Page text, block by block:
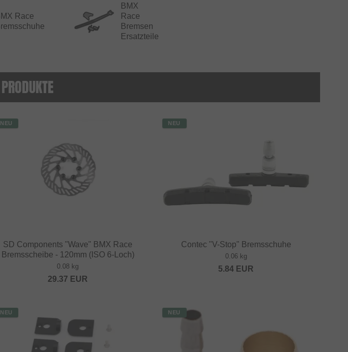
Race
BMX
Race
Bremsen
Ersatzteile
NEU
SD Components "Wave" BMX Race
Bremsscheibe - 120mm (ISO 6-Loch)
0.08 kg
29.37 EUR
NEU
Contec "V-Stop" Bremsschuhe
0.06 kg
5.84 EUR
NEU NEU